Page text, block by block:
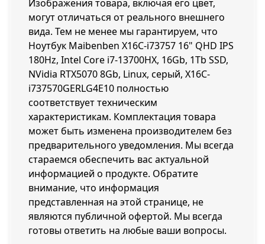
Изображения товара, включая его цвет,
могут отличаться от реального внешнего
вида. Тем не менее мы гарантируем, что
Ноутбук Maibenben X16C-i73757 16" QHD IPS
180Hz, Intel Core i7-13700HX, 16Gb, 1Tb SSD,
NVidia RTX5070 8Gb, Linux, серый, X16C-
i737570GERLG4E10 полностью
соответствует техническим
характеристикам. Комплектация товара
может быть изменена производителем без
предварительного уведомления. Мы всегда
стараемся обеспечить вас актуальной
информацией о продукте. Обратите
внимание, что информация
представленная на этой странице, не
являются публичной офертой. Мы всегда
готовы ответить на любые ваши вопросы.